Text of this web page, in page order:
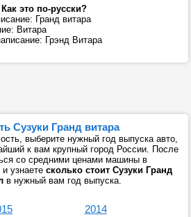
это по-русски?
Гранд витара
Витара
Грэнд Витара
Сузуки Гранд витара
выберите нужный год выпуска авто,
к вам крупный город России. После
со средними ценами машины в
узнаете сколько стоит Сузуки Гранд
в нужный вам год выпуска.
2014